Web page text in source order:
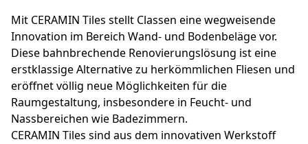
Mit CERAMIN Tiles stellt Classen eine wegweisende
Innovation im Bereich Wand- und Bodenbeläge vor.
Diese bahnbrechende Renovierungslösung ist eine
erstklassige Alternative zu herkömmlichen Fliesen und
eröffnet völlig neue Möglichkeiten für die
Raumgestaltung, insbesondere in Feucht- und
Nassbereichen wie Badezimmern.
CERAMIN Tiles sind aus dem innovativen Werkstoff